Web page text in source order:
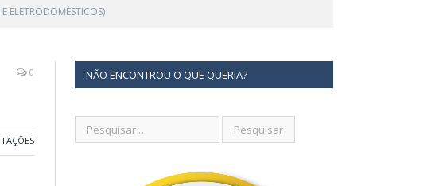
ELETRODOMÉSTICOS)
0 NÃO ENCONTROU O QUE QUERIA?